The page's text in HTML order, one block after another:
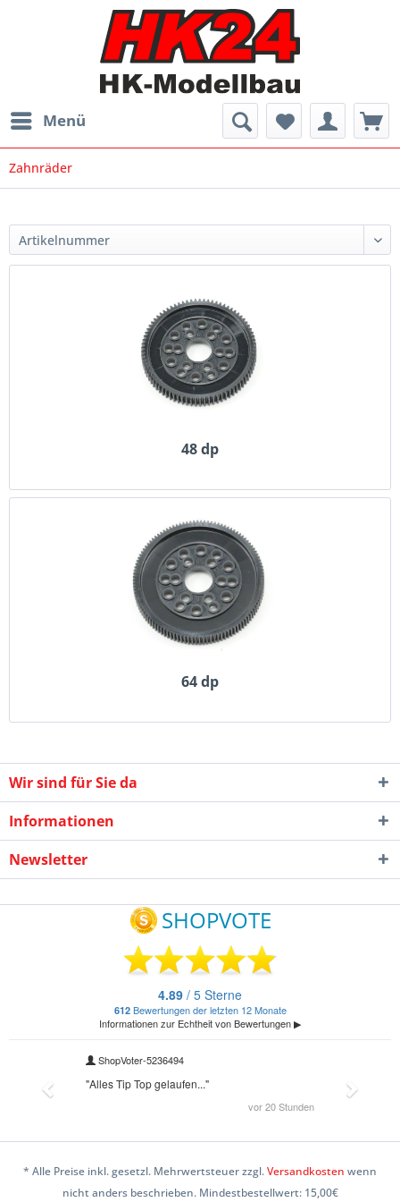
Menü
Zahnräder
48 dp
64 dp
Wir sind für Sie da
Informationen
Newsletter
* Alle Preise inkl. gesetzl. Mehrwertsteuer zzgl.Versandkosten wenn
nicht anders beschrieben. Mindestbestellwert: 15,00€